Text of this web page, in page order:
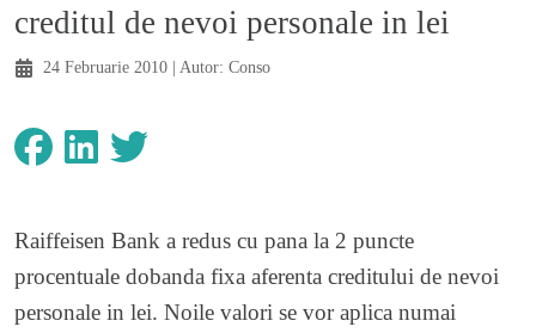
creditul de nevoi personale in lei
24 Februarie 2010 | Autor: Conso
Raiffeisen Bank a redus cu pana la 2 puncte
procentuale dobanda fixa aferenta creditului de nevoi
personale in lei. Noile valori se vor aplica numai